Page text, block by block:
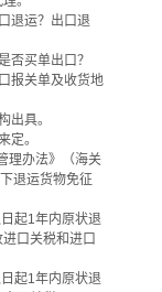
退运？出口退
否买单出口？
报关单及收货地
出具。
定。
理办法》（海关
退运货物免征
起1年内原状退
口关税和进口
起1年内原状退